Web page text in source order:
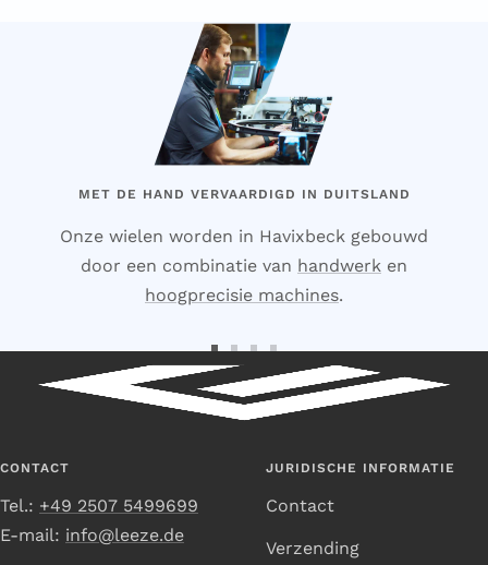
MET DE HAND VERVAARDIGD IN DUITSLAND
Onze wielen worden in Havixbeck gebouwd
door een combinatie van handwerk en
hoogprecisie machines.
Ga
naar
dia
Ga
naar
dia
naar
dia
naar
dia
CONTACT
Tel.: +49 2507 5499699
E-mail: info@leeze.de
JURIDISCHE INFORMATIE
Contact
Verzending